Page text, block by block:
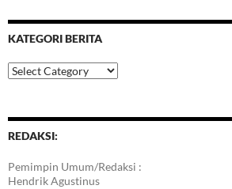
KATEGORI BERITA
Kategori
Berita
REDAKSI:
Pemimpin Umum/Redaksi :
Hendrik Agustinus